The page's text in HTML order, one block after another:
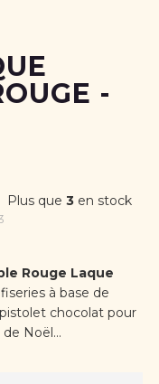
-
Plus que3 en stock
Rouge Laque
à base de
chocolat pour
Noël...